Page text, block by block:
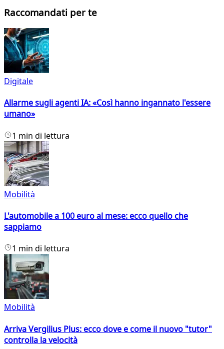
Raccomandati per te
Digitale
Allarme sugli agenti IA: «Così hanno ingannato l'essere
umano»
1 min di lettura
Mobilità
L'automobile a 100 euro al mese: ecco quello che
sappiamo
1 min di lettura
Mobilità
Arriva Vergilius Plus: ecco dove e come il nuovo "tutor"
controlla la velocità